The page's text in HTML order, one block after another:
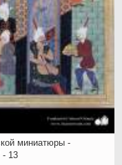
миниатюры -
- 13